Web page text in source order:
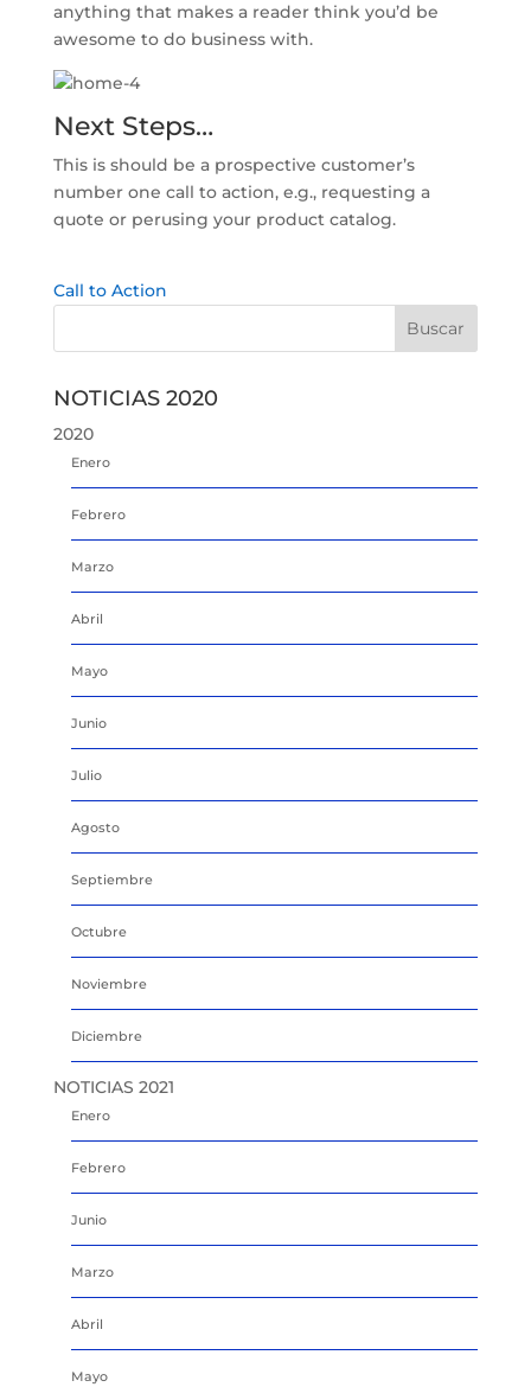
anything that makes a reader think you’d be
awesome to do business with.
Next Steps…
This is should be a prospective customer’s
number one call to action, e.g., requesting a
quote or perusing your product catalog.
Call to Action
NOTICIAS 2020
2020
Enero
Febrero
Marzo
Abril
Mayo
Junio
Julio
Agosto
Septiembre
Octubre
Noviembre
Diciembre
NOTICIAS 2021
Enero
Febrero
Junio
Marzo
Abril
Mayo